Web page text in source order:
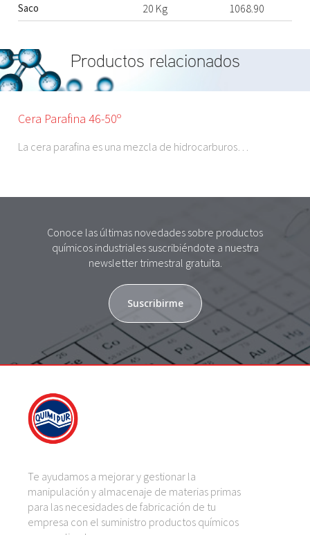
Saco 20 Kg 1068.90
Productos relacionados
Cera Parafina 46-50º
La cera parafina es una mezcla de hidrocarburos…
Conoce las últimas novedades sobre productos
químicos industriales suscribiéndote a nuestra
newsletter trimestral gratuita.
Suscribirme
Te ayudamos a mejorar y gestionar la
manipulación y almacenaje de materias primas
para las necesidades de fabricación de tu
empresa con el suministro productos químicos